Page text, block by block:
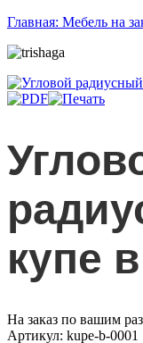
Главная: Мебель на
купе
На заказ по вашим
Артикул: kupe-b-0001